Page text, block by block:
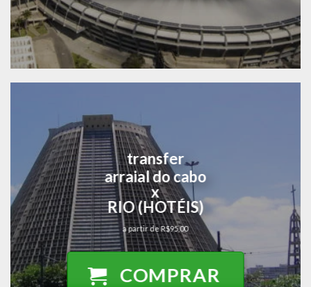
transfer
arraial do cabo
x
RIO (HOTÉIS)
a partir de R$95,00
COMPRAR